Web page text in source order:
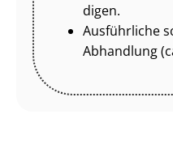
di­gen.
Ausführliche
Abhandlung